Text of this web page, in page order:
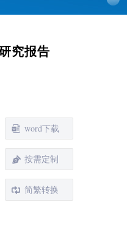
究报告
word下载
按需定制
简繁转换
准